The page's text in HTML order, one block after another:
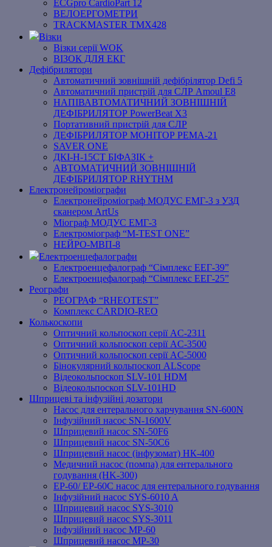
ECGpro CardioPart 12
ВЕЛОЕРГОМЕТРИ
TRACKMASTER TMX428
Візки
Візки серії WOK
ВІЗОК ДЛЯ ЕКГ
Дефібрилятори
Автоматичний зовнішній дефібрілятор Defi 5
Автоматичний пристрій для СЛР Amoul E8
НАПІВАВТОМАТИЧНИЙ ЗОВНІШНІЙ
ДЕФІБРИЛЯТОР PowerBeat X3
Портативний пристрій для СЛР
ДЕФІБРИЛЯТОР МОНІТОР РЕМА-21
SAVER ONE
ДКІ-Н-15СТ БІФАЗІК +
АВТОМАТИЧНИЙ ЗОВНІШНІЙ
ДЕФІБРИЛЯТОР RHYTHM
Електронейроміографи
Електронейроміограф МОДУС ЕМГ-3 з УЗД
сканером ArtUs
Міограф МОДУС ЕМГ-3
Електроміограф “M-TEST ONE”
НЕЙРО-МВП-8
Електроенцефалографи
Електроенцефалограф “Сімплекс ЕЕГ-39”
Електроенцефалограф “Сімплекс ЕЕГ-25”
Реографи
РЕОГРАФ “RHEOTEST”
Комплекс CARDIO-REO
Колькоскопи
Оптичний кольпоскоп серії AC-2311
Оптичний кольпоскоп серії AC-3500
Оптичний кольпоскоп серії AC-5000
Бінокулярний кольпоскоп ALScope
Відеокольпоскоп SLV-101 HDM
Відеокольпоскоп SLV-101HD
Шприцеві та інфузійні дозатори
Насос для ентерального харчування SN-600N
Інфузійний насос SN-1600V
Шприцевий насос SN-50F6
Шприцевий насос SN-50C6
Шприцевий насос (інфузомат) НК-400
Медичний насос (помпа) для ентерального
годування (HK-300)
EP-60/ EP-60C насос для ентерального годування
Інфузійний насос SYS-6010 A
Шприцевий насос SYS-3010
Шприцевий насос SYS-3011
Інфузійний насос MP-60
Шприцевий насос MP-30